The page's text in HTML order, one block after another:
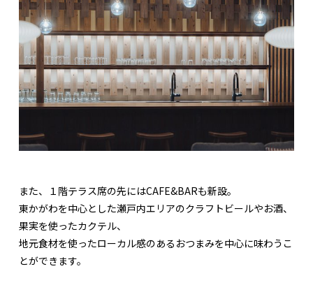
また、１階テラス席の先にはCAFE&BARも新設。
東かがわを中心とした瀬戸内エリアのクラフトビールやお酒、
果実を使ったカクテル、
地元食材を使ったローカル感のあるおつまみを中心に味わうこ
とができます。